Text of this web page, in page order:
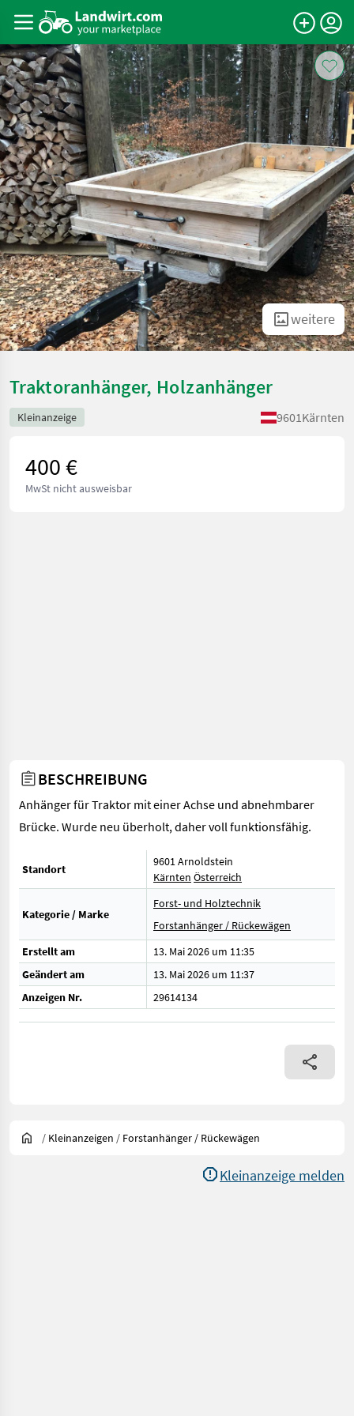
weitere
Traktoranhänger, Holzanhänger
Kleinanzeige 9601Kärnten
400 €
MwSt nicht ausweisbar
BESCHREIBUNG
Anhänger für Traktor mit einer Achse und abnehmbarer
Brücke. Wurde neu überholt, daher voll funktionsfähig.
Standort
9601 Arnoldstein
Kärnten Österreich
Kategorie / Marke
Forst- und Holztechnik
Forstanhänger / Rückewägen
Erstellt am
13. Mai 2026 um 11:35
Geändert am
13. Mai 2026 um 11:37
Anzeigen Nr.
29614134
/ Kleinanzeigen / Forstanhänger / Rückewägen
Kleinanzeige melden